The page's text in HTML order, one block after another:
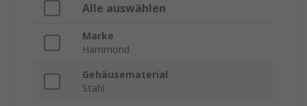
Alle auswählen
Marke
Hammond
Gehäusematerial
Stahl